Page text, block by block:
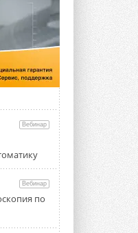
в Уфе
на
и были ...
до 56 кВт.
...
Вебинар
Вебинар
по